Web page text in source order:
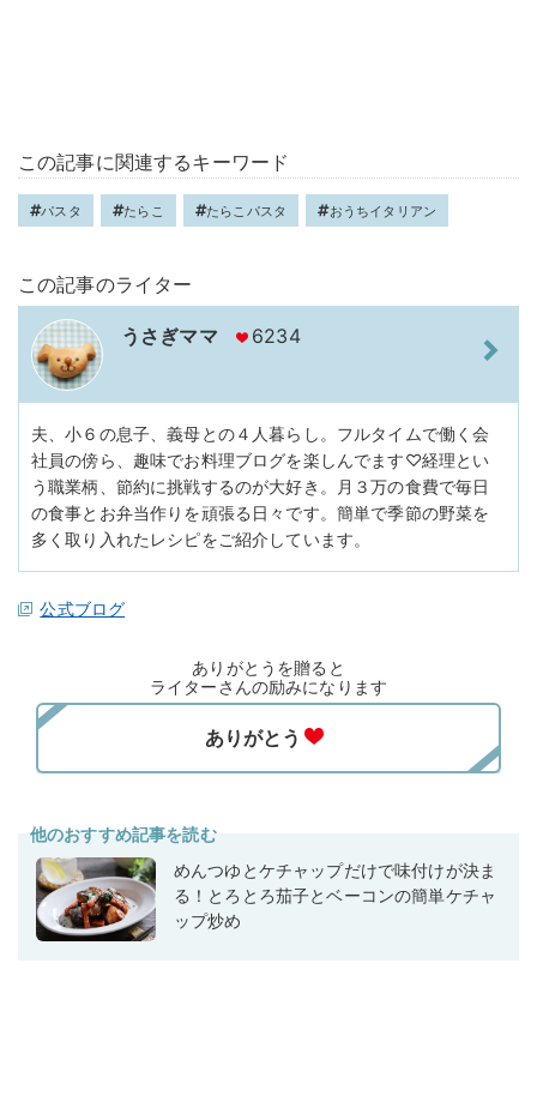
この記事に関連するキーワード
パスタ たらこ たらこパスタ おうちイタリアン
この記事のライター
うさぎママ 6234
夫、小６の息子、義母との４人暮らし。フルタイムで働く会
社員の傍ら、趣味でお料理ブログを楽しんでます♡経理とい
う職業柄、節約に挑戦するのが大好き。月３万の食費で毎日
の食事とお弁当作りを頑張る日々です。簡単で季節の野菜を
多く取り入れたレシピをご紹介しています。
公式ブログ
ありがとうを贈ると
ライターさんの励みになります
他のおすすめ記事を読む
めんつゆとケチャップだけで味付けが決ま
る！とろとろ茄子とベーコンの簡単ケチャ
ップ炒め